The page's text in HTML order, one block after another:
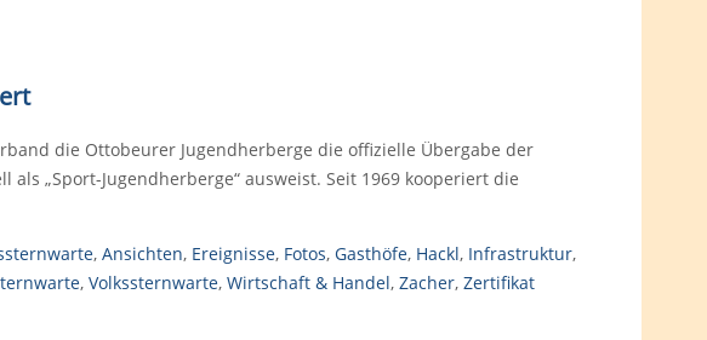
die Ottobeurer Jugendherberge die offizielle Übergabe der
als „Sport-Jugendherberge“ ausweist. Seit 1969 kooperiert die
, Ansichten, Ereignisse, Fotos, Gasthöfe, Hackl, Infrastruktur,
, Volkssternwarte, Wirtschaft & Handel, Zacher, Zertifikat